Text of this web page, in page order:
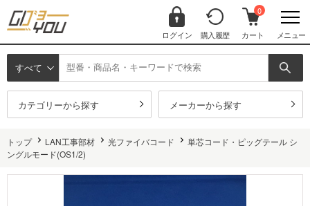
ログイン 購入履歴
0
カート メニュー
すべて
カテゴリーから探す メーカーから探す
トップ LAN工事部材 光ファイバコード
単芯コード・ピッグテール シ
ングルモード(OS1/2)